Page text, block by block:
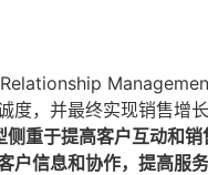
度，并最终实现销售增
侧重于提高客户互动和
户信息和协作，提高服